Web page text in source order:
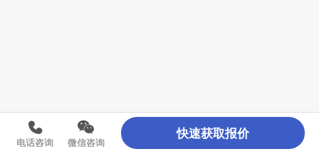
电话咨询 微信咨询
快速获取报价